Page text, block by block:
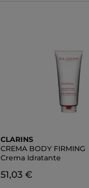
CLARINS
CREMA BODY FIRMING
Crema Idratante
51,03 €